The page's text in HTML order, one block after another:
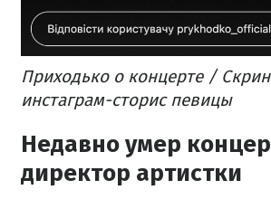
Приходько о концерте /
инстаграм-сторис певицы
Недавно умер
директор артистки